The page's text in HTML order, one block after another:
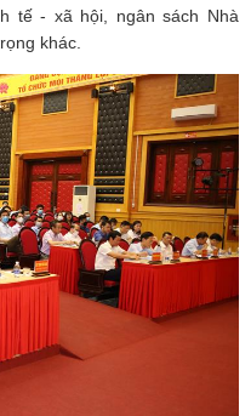
tế - xã hội, ngân sách Nhà
khác.